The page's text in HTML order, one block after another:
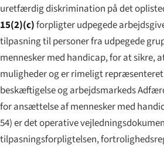
uretfærdig diskrimination på det
15(2)(c)forpligter udpegede
tilpasning til personer fra udpegede
mennesker med handicap, for at sikre,
muligheder og er rimeligt
beskæftigelse og arbejdsmarkeds
for ansættelse af mennesker med
54) er det operative
tilpasnings­forpligtelsen,